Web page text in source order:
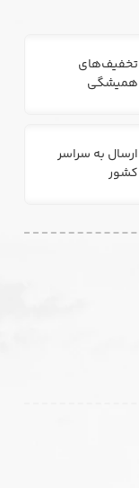
تخفیف‌های
همیشگی
ارسال به سراسر
کشور